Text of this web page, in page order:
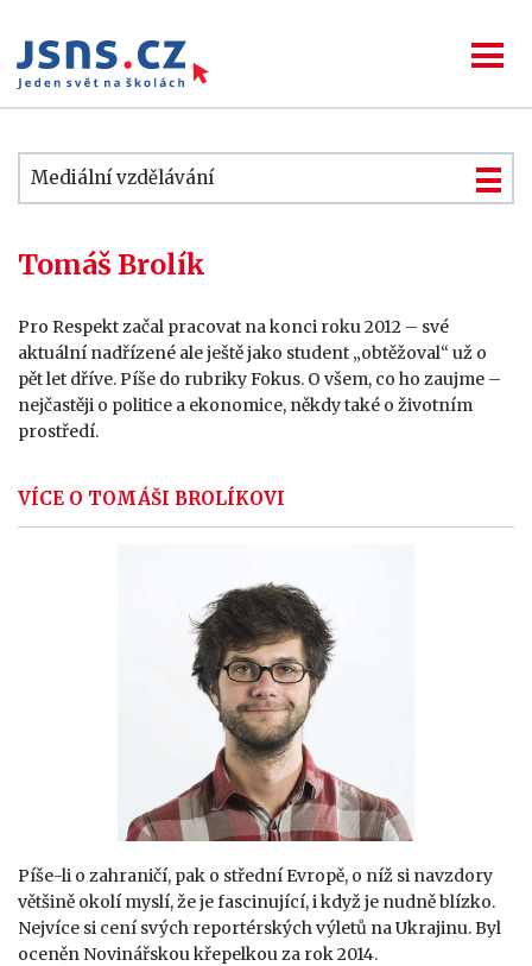
Mediální vzdělávání
Tomáš Brolík
Pro Respekt začal pracovat na konci roku 2012 – své
aktuální nadřízené ale ještě jako student „obtěžoval“ už o
pět let dříve. Píše do rubriky Fokus. O všem, co ho zaujme –
nejčastěji o politice a ekonomice, někdy také o životním
prostředí.
VÍCE O TOMÁŠI BROLÍKOVI
Píše-li o zahraničí, pak o střední Evropě, o níž si navzdory
většině okolí myslí, že je fascinující, i když je nudně blízko.
Nejvíce si cení svých reportérských výletů na Ukrajinu. Byl
oceněn Novinářskou křepelkou za rok 2014.